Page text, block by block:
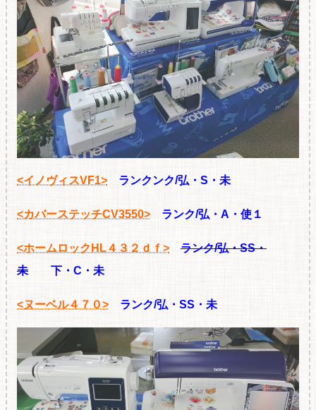
<イノヴィスVF1> ランクンク/弘・S・未
<カバーステッチCV3550> ランク/弘・A・使１
<ホームロックHL４３２ｄｆ>
ランク/弘・SS・
未 下・C・未
<ヌーベル４７０> ランク/弘・SS・未